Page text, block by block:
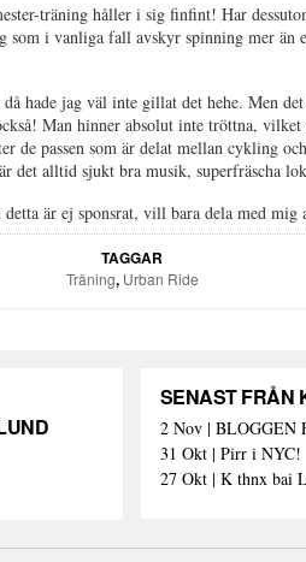
träning håller i sig finfint! Har
i vanliga fall avskyr spinning mer än
hade jag väl inte gillat det hehe. Men
Man hinner absolut inte tröttna,
de passen som är delat mellan cykling
alltid sjukt bra musik, superfräscha
är ej sponsrat, vill bara dela med mig
TAGGAR
Träning, Urban Ride
SENAST FRÅN
31 Okt | Pirr i NYC!
27 Okt | K thnx bai